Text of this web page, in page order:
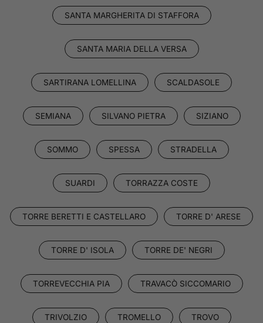
SANTA MARGHERITA DI STAFFORA
SANTA MARIA DELLA VERSA
SARTIRANA LOMELLINA SCALDASOLE
SEMIANA SILVANO PIETRA SIZIANO
SOMMO SPESSA STRADELLA
SUARDI TORRAZZA COSTE
TORRE BERETTI E CASTELLARO TORRE D' ARESE
TORRE D' ISOLA TORRE DE' NEGRI
TORREVECCHIA PIA TRAVACÒ SICCOMARIO
TRIVOLZIO TROMELLO TROVO